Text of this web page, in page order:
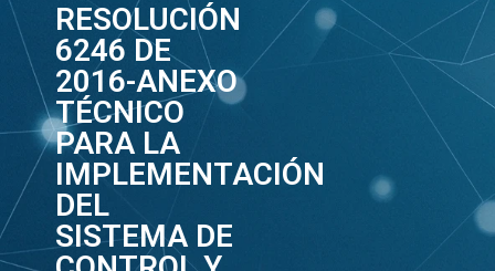
RESOLUCIÓN
6246 DE
2016-ANEXO
TÉCNICO
PARA LA
IMPLEMENTACIÓN
DEL
SISTEMA DE